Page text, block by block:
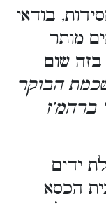
בודאי
מותר
בזה שום
הבוקר
ידים
הכסא